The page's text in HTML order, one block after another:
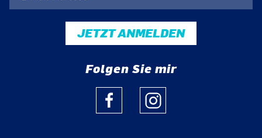
JETZT ANMELDEN
Folgen Sie mir